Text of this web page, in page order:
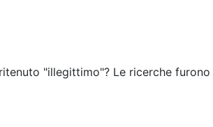
"illegittimo"? Le ricerche furono